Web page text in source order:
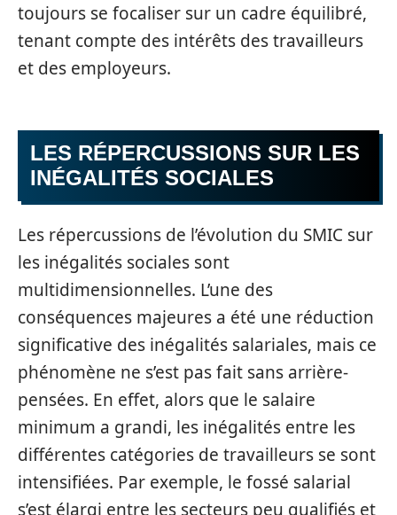
toujours se focaliser sur un cadre équilibré,
tenant compte des intérêts des travailleurs
et des employeurs.
LES RÉPERCUSSIONS SUR LES
INÉGALITÉS SOCIALES
Les répercussions de l’évolution du SMIC sur
les inégalités sociales sont
multidimensionnelles. L’une des
conséquences majeures a été une réduction
significative des inégalités salariales, mais ce
phénomène ne s’est pas fait sans arrière-
pensées. En effet, alors que le salaire
minimum a grandi, les inégalités entre les
différentes catégories de travailleurs se sont
intensifiées. Par exemple, le fossé salarial
s’est élargi entre les secteurs peu qualifiés et